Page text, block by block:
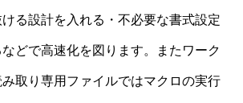
る設計を入れる・不必要な書式設定
どで高速化を図ります。またワーク
取り専用ファイルではマクロの実行